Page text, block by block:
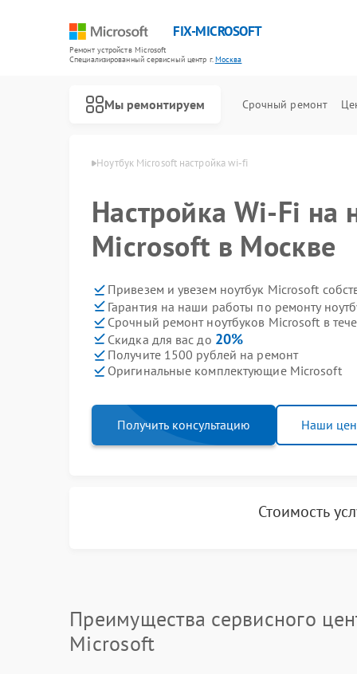
FIX-MICROSOFT
Ремонт устройств Microsoft
Специализированный cервисный центр г.Москва
Мы ремонтируем Срочный ремонт
Microsoft в Москве Ноутбук Microsoft настройка wi-fi
Настройка Wi-Fi на
Microsoft в Москве
Привезем и увезем ноутбук Microsoft
Гарантия на наши работы по ремонту
Срочный ремонт ноутбуков Microsoft в
Скидка для вас до 20%
Получите 1500 рублей на ремонт
Оригинальные комплектующие Microsoft
Получить консультацию Наши
Стоимость
Преимущества сервисного
Microsoft